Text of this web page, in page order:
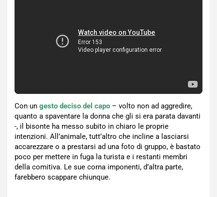
Con un gesto deciso del capo – volto non ad aggredire,
quanto a spaventare la donna che gli si era parata davanti
-, il bisonte ha messo subito in chiaro le proprie
intenzioni. All’animale, tutt’altro che incline a lasciarsi
accarezzare o a prestarsi ad una foto di gruppo, è bastato
poco per mettere in fuga la turista e i restanti membri
della comitiva. Le sue corna imponenti, d’altra parte,
farebbero scappare chiunque.